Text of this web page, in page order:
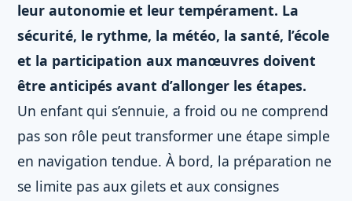
leur autonomie et leur tempérament. La
sécurité, le rythme, la météo, la santé, l’école
et la participation aux manœuvres doivent
être anticipés avant d’allonger les étapes.
Un enfant qui s’ennuie, a froid ou ne comprend
pas son rôle peut transformer une étape simple
en navigation tendue. À bord, la préparation ne
se limite pas aux gilets et aux consignes